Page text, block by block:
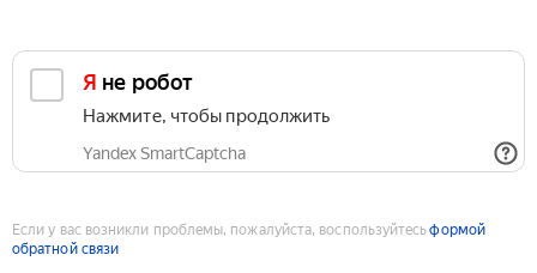
Я не робот
Нажмите, чтобы продолжить
Yandex SmartCaptcha
Если у вас возникли проблемы, пожалуйста, воспользуйтесьформой
обратной связи